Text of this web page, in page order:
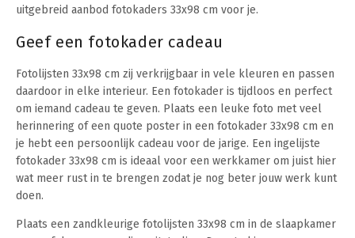
uitgebreid aanbod fotokaders 33x98 cm voor je.
Geef een fotokader cadeau
Fotolijsten 33x98 cm zij verkrijgbaar in vele kleuren en passen
daardoor in elke interieur. Een fotokader is tijdloos en perfect
om iemand cadeau te geven. Plaats een leuke foto met veel
herinnering of een quote poster in een fotokader 33x98 cm en
je hebt een persoonlijk cadeau voor de jarige. Een ingelijste
fotokader 33x98 cm is ideaal voor een werkkamer om juist hier
wat meer rust in te brengen zodat je nog beter jouw werk kunt
doen.
Plaats een zandkleurige fotolijsten 33x98 cm in de slaapkamer